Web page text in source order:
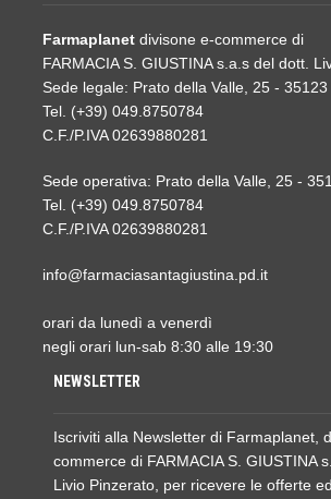
Farmaplanet divisone e-commerce di
FARMACIA S. GIUSTINA s.a.s del dott.
Sede legale: Prato della Valle, 25 - 35123
Tel. (+39) 049.8750784
C.F./P.IVA 02639880281
Sede operativa: Prato della Valle, 25 -
Tel. (+39) 049.8750784
C.F./P.IVA 02639880281
info@farmaciasantagiustina.pd.it
orari da lunedì a venerdì
negli orari lun-sab 8:30 alle 19:30
NEWSLETTER
Iscriviti alla Newsletter di Farmaplanet,
commerce di FARMACIA S. GIUSTINA
Livio Pinzerato, per ricevere le offerte